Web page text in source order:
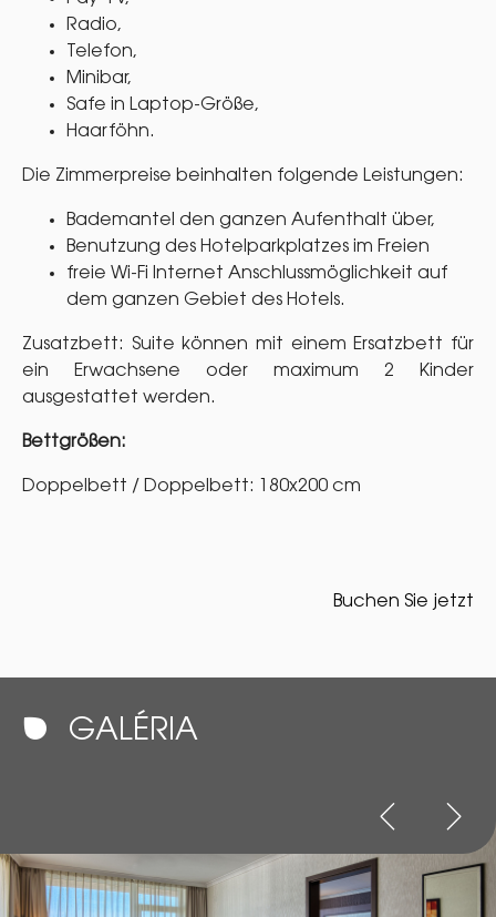
Radio,
Telefon,
Minibar,
Safe in Laptop-Größe,
Haarföhn.
Die Zimmerpreise beinhalten folgende Leistungen:
Bademantel den ganzen Aufenthalt über,
Benutzung des Hotelparkplatzes im Freien
freie Wi-Fi Internet Anschlussmöglichkeit auf
dem ganzen Gebiet des Hotels.
Zusatzbett: Suite können mit einem Ersatzbett für
ein Erwachsene oder maximum 2 Kinder
ausgestattet werden.
Bettgrößen:
Doppelbett / Doppelbett: 180x200 cm
Buchen Sie jetzt
GALÉRIA